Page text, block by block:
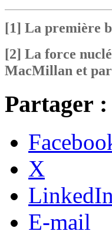
[1] La première
[2] La force
MacMillan et par
Partager :
X
LinkedIn
E-mail